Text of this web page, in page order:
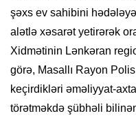
şəxs ev sahibini
alətlə xəsarət yetirərək
Xidmətinin Lənkəran
görə, Masallı Rayon
keçirdikləri əməliyyat-
törətməkdə şübhəli